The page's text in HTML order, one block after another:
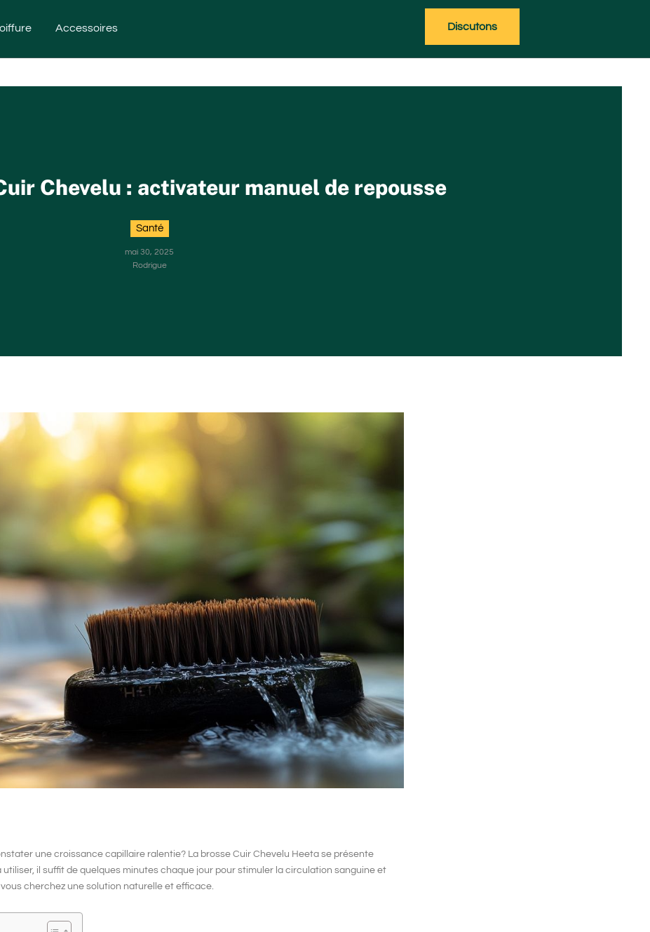
Accessoires Discutons
Chevelu : activateur manuel de repousse
Santé
mai 30, 2025
Rodrigue
une croissance capillaire ralentie? La brosse Cuir Chevelu Heeta se présente
utiliser, il suffit de quelques minutes chaque jour pour stimuler la circulation sanguine et
cherchez une solution naturelle et efficace.